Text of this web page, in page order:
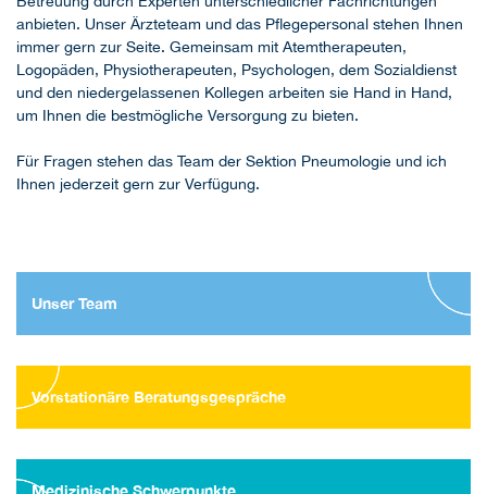
anbieten. Unser Ärzteteam und das Pflegepersonal stehen Ihnen
immer gern zur Seite. Gemeinsam mit Atemtherapeuten,
Logopäden, Physiotherapeuten, Psychologen, dem Sozialdienst
und den niedergelassenen Kollegen arbeiten sie Hand in Hand,
um Ihnen die bestmögliche Versorgung zu bieten.
Für Fragen stehen das Team der Sektion Pneumologie und ich
Ihnen jederzeit gern zur Verfügung.
Unser Team
Vorstationäre Beratungsgespräche
Medizinische Schwerpunkte